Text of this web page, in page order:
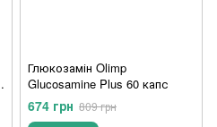
Глюкозамін Olimp
Glucosamine Plus 60 капс
674 грн 809 грн